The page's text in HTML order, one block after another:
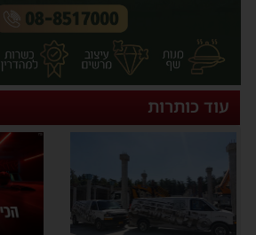
עוד כותרות